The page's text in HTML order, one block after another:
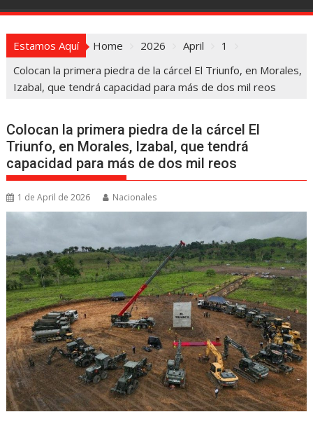
Estamos Aquí Home 2026 April
1
Colocan la primera piedra de la cárcel El Triunfo, en Morales,
Izabal, que tendrá capacidad para más de dos mil reos
Colocan la primera piedra de la cárcel El
Triunfo, en Morales, Izabal, que tendrá
capacidad para más de dos mil reos
1 de April de 2026 Nacionales